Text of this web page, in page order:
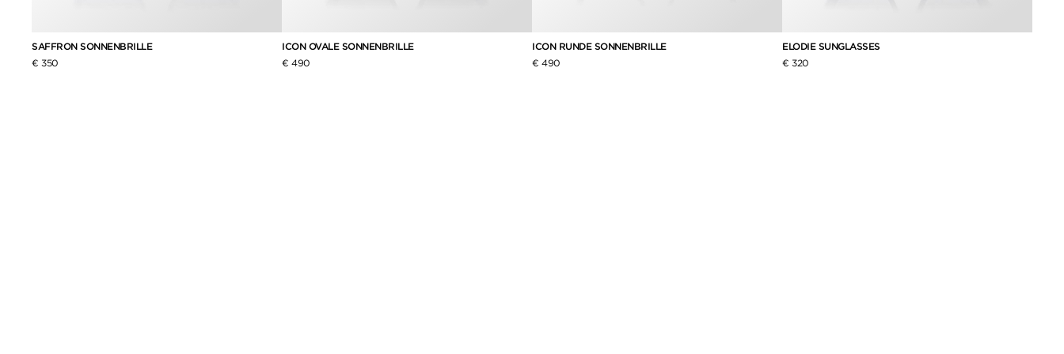
SAFFRON SONNENBRILLE
€ 350
ICON OVALE SONNENBRILLE
€ 490
ICON RUNDE SONNENBRILLE
€ 490
ELODIE SUNGLASSES
€ 320